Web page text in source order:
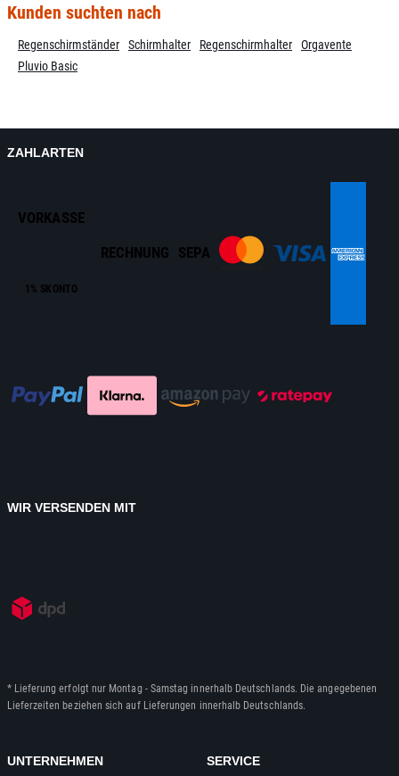
Kunden suchten nach
Regenschirmständer Schirmhalter Regenschirmhalter
Orgavente
Pluvio Basic
ZAHLARTEN
VORKASSE
1% SKONTO
RECHNUNG SEPA
WIR VERSENDEN MIT
* Lieferung erfolgt nur Montag - Samstag innerhalb Deutschlands. Die angegebenen
Lieferzeiten beziehen sich auf Lieferungen innerhalb Deutschlands.
UNTERNEHMEN SERVICE